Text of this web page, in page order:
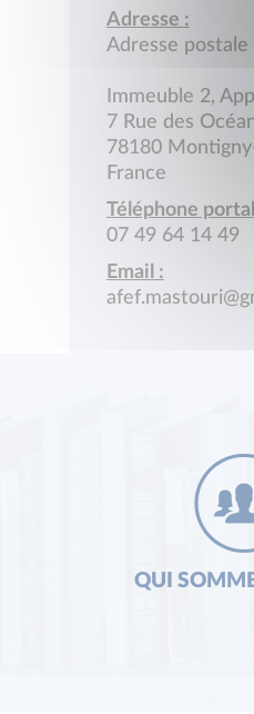
Adresse :
Adresse postale
Immeuble 2,
7 Rue des
78180
France
Téléphone
07 49 64 14 49
Email :
QUI